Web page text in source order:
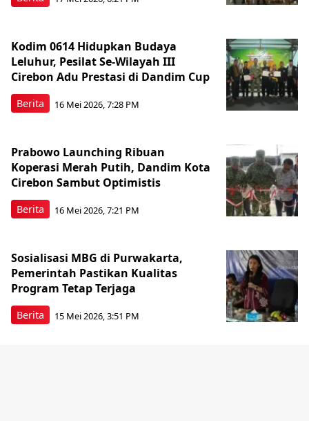
Berita
Kodim 0614 Hidupkan Budaya
Leluhur, Pesilat Se-Wilayah III
Cirebon Adu Prestasi di Dandim Cup
16 Mei 2026, 7:28 PM
Berita
Prabowo Launching Ribuan
Koperasi Merah Putih, Dandim Kota
Cirebon Sambut Optimistis
16 Mei 2026, 7:21 PM
Berita
Sosialisasi MBG di Purwakarta,
Pemerintah Pastikan Kualitas
Program Tetap Terjaga
15 Mei 2026, 3:51 PM